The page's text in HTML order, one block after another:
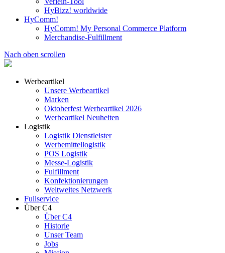
HyBizz! worldwide
HyComm!
HyComm! My Personal Commerce Platform
Merchandise-Fulfillment
Nach oben scrollen
Werbeartikel
Unsere Werbeartikel
Marken
Oktoberfest Werbeartikel 2026
Werbeartikel Neuheiten
Logistik
Logistik Dienstleister
Werbemittellogistik
POS Logistik
Messe-Logistik
Fulfillment
Konfektionierungen
Weltweites Netzwerk
Fullservice
Über C4
Über C4
Historie
Unser Team
Jobs